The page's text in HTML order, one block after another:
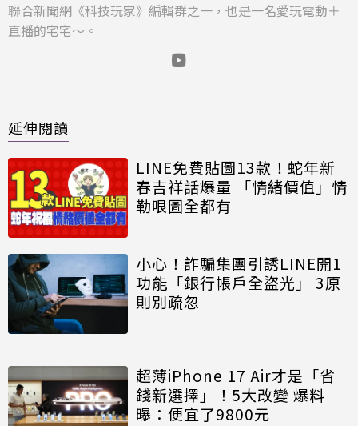
聯合新聞網《科技玩家》編輯群之一，也是一名愛玩電動＋
直播的宅宅～。
延伸閱讀
LINE免費貼圖13款！蛇年新
春吉祥話爆量 「情緒價值」情
勒哏圖全都有
小心！詐騙集團引誘LINE開1
功能「銀行帳戶全盜光」 3原
則別疏忽
超薄iPhone 17 Air才是「省
錢新選擇」！5大改變 爆料
曝：便宜了9800元